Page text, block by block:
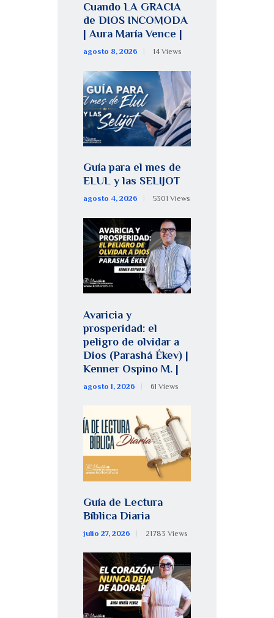
Cuando LA GRACIA
de DIOS INCOMODA
| Aura María Vence |
agosto 8, 2026 14 Views
Guía para el mes de
ELUL y las SELIJOT
agosto 4, 2026 5301 Views
Avaricia y
prosperidad: el
peligro de olvidar a
Dios (Parashá Ékev) |
Kenner Ospino M. |
agosto 1, 2026 61 Views
Guía de Lectura
Bíblica Diaria
julio 27, 2026 21783 Views